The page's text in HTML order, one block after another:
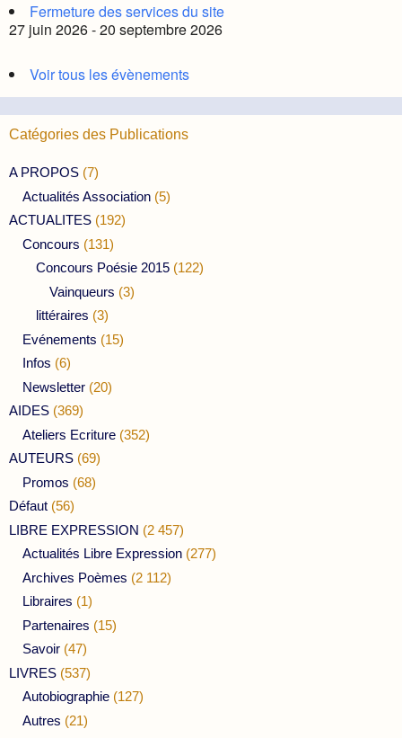
Fermeture des services du site
27 juin 2026 - 20 septembre 2026
Voir tous les évènements
Catégories des Publications
A PROPOS (7)
Actualités Association (5)
ACTUALITES (192)
Concours (131)
Concours Poésie 2015 (122)
Vainqueurs (3)
littéraires (3)
Evénements (15)
Infos (6)
Newsletter (20)
AIDES (369)
Ateliers Ecriture (352)
AUTEURS (69)
Promos (68)
Défaut (56)
LIBRE EXPRESSION (2 457)
Actualités Libre Expression (277)
Archives Poèmes (2 112)
Libraires (1)
Partenaires (15)
Savoir (47)
LIVRES (537)
Autobiographie (127)
Autres (21)